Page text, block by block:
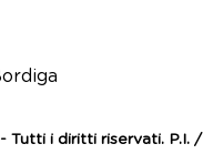
Tutti i diritti riservati. P.I. /